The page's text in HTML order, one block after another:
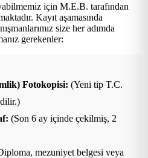
için M.E.B. tarafından
Kayıt aşamasında
size her adımda
gerekenler:
Fotokopisi: (Yeni tip T.C.
(Son 6 ay içinde çekilmiş, 2
mezuniyet belgesi veya